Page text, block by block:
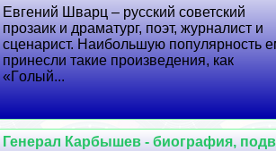
Евгений Шварц – русский советский
прозаик и драматург, поэт, журналист и
сценарист. Наибольшую популярность
принесли такие произведения, как
«Гoлый...
Генерал Карбышев - биография,